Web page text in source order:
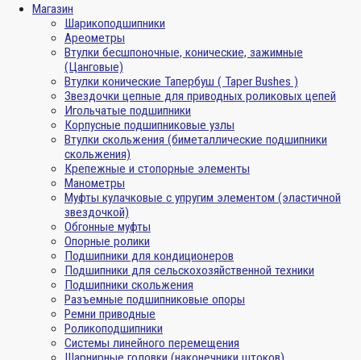
Магазин
Шарикоподшипники
Ареометры
Втулки бесшпоночные, конические, зажимные
(Цанговые)
Втулки конические Тапербуш ( Taper Bushes )
Звездочки цепные для приводных роликовых цепей
Игольчатые подшипники
Корпусные подшипниковые узлы
Втулки скольжения (биметаллические подшипники
скольжения)
Крепежные и стопорные элементы
Манометры
Муфты кулачковые с упругим элементом (эластичной
звездочкой)
Обгонные муфты
Опорные ролики
Подшипники для кондиционеров
Подшипники для сельскохозяйственной техники
Подшипники скольжения
Разъемные подшипниковые опоры
Ремни приводные
Роликоподшипники
Системы линейного перемещения